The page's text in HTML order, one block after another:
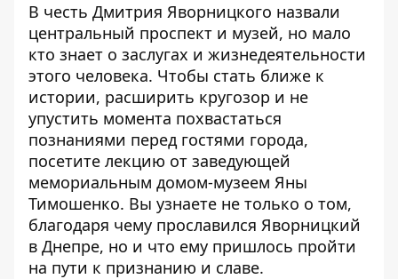
В честь Дмитрия Яворницкого назвали
центральный проспект и музей, но мало
кто знает о заслугах и жизнедеятельности
этого человека. Чтобы стать ближе к
истории, расширить кругозор и не
упустить момента похвастаться
познаниями перед гостями города,
посетите лекцию от заведующей
мемориальным домом-музеем Яны
Тимошенко. Вы узнаете не только о том,
благодаря чему прославился Яворницкий
в Днепре, но и что ему пришлось пройти
на пути к признанию и славе.